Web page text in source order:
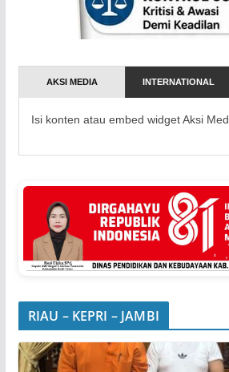
AKSI MEDIA INTERNATIONAL
Isi konten atau embed widget Aksi
RIAU – KEPRI – JAMBI